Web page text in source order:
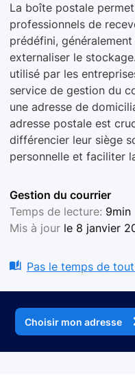
La boîte postale
professionnels de
prédéfini,
externaliser le
utilisé par les
service de gestion du
une adresse de
adresse postale est
différencier leur siège
personnelle et faciliter
Gestion du courrier
Temps de lecture: 9min
Mis à jour le 8 janvier
Pas le temps de
Choisir mon adresse